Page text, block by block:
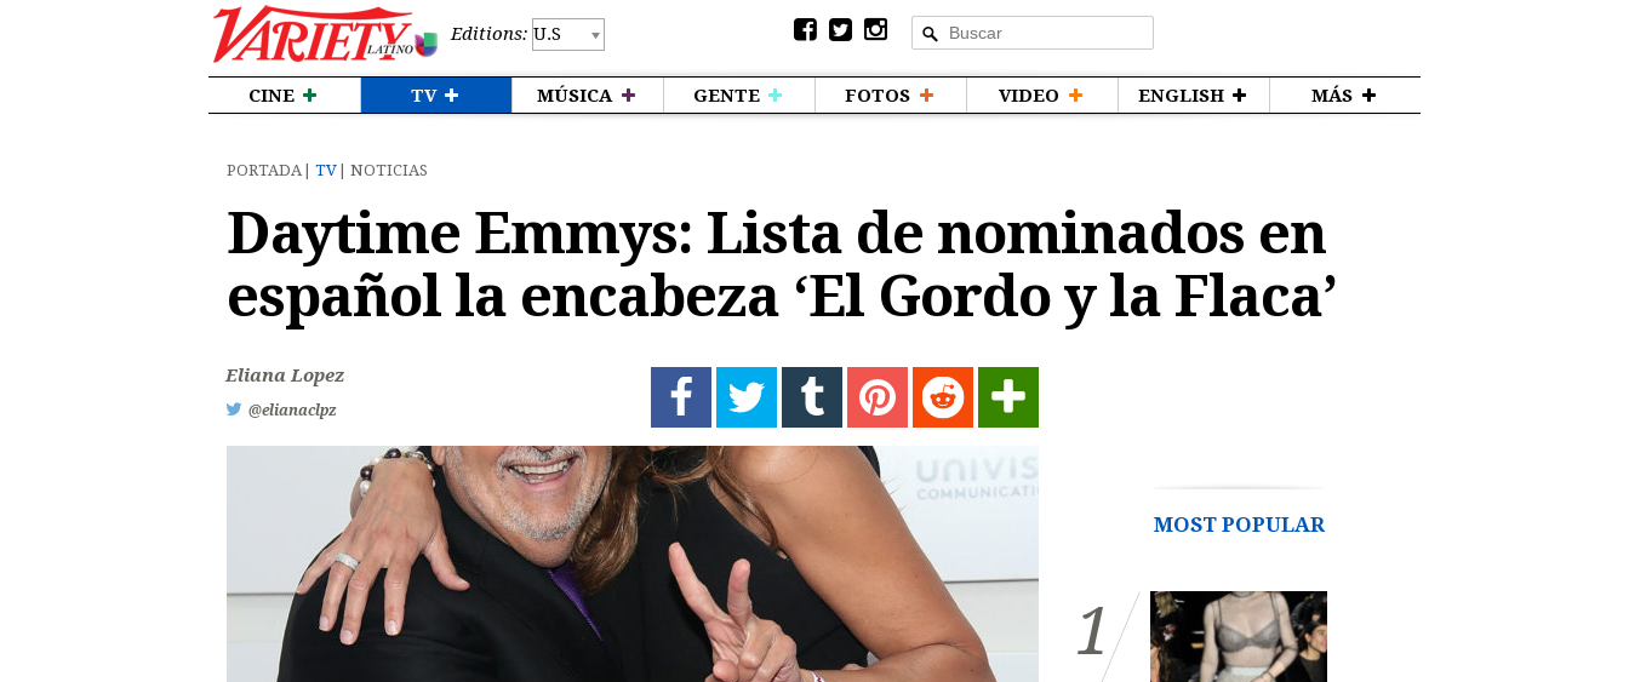
Editions:
CINE TV MÚSICA GENTE FOTOS VIDEO ENGLISH MÁS
PORTADA TV NOTICIAS
Daytime Emmys: Lista de nominados en
español la encabeza ‘El Gordo y la Flaca’
Eliana Lopez
@elianaclpz
MOST POPULAR
1